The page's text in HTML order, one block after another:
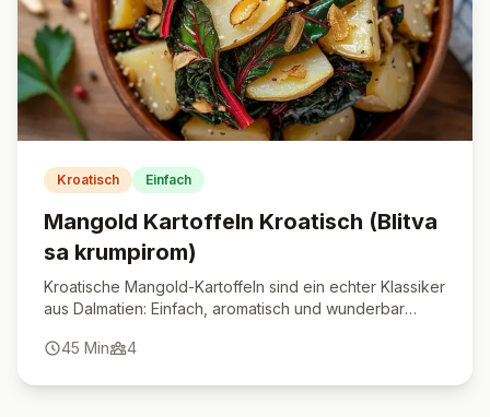
Kroatisch Einfach
Mangold Kartoffeln Kroatisch (Blitva
sa krumpirom)
Kroatische Mangold-Kartoffeln sind ein echter Klassiker
aus Dalmatien: Einfach, aromatisch und wunderbar
45 Min 4